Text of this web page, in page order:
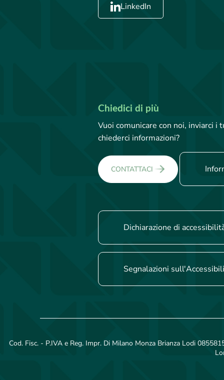
LinkedIn
Chiedici di più
Vuoi comunicare con noi, inviarci
chiederci informazioni?
CONTATTACI
Dichiarazione di
Segnalazioni
Cod. Fisc. - P.IVA e Reg. Impr. Di Milano Monza Brianza Lodi